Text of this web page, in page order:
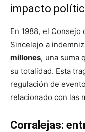
impacto
En 1988, el
Sincelejo a
millones, una suma
su totalidad. Esta
regulación de
relacionado con las
Corralejas: